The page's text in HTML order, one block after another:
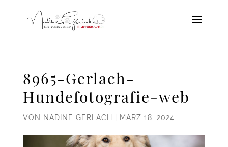
8965-Gerlach-
Hundefotografie-web
VON NADINE GERLACH MÄRZ 18, 2024